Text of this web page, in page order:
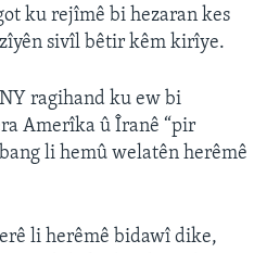
ku rejîmê bi hezaran kes
sivîl bêtir kêm kirîye.
ragihand ku ew bi
Amerîka û Îranê “pir
li hemû welatên herêmê
li herêmê bidawî dike,